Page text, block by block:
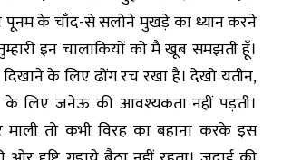
पूनम के चाँद-से सलोने मुखड़े का ध्यान करने
इन चालाकियों को मैं खूब समझती हूँ।
के लिए ढोंग रच रखा है। देखो यतीन,
के लिए जनेऊ की आवश्यकता नहीं पड़ती।
माली तो कभी विरह का बहाना करके इस